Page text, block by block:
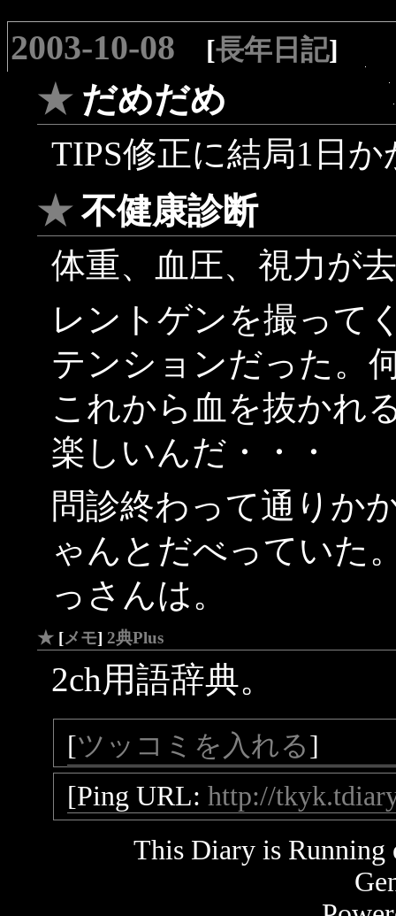
2003-10-08 [長年日記]
★だめだめ
TIPS修正に結局1日か
★不健康診断
体重、血圧、視力が
レントゲンを撮って
テンションだった。
これから血を抜かれ
楽しいんだ・・・
問診終わって通りか
ゃんとだべっていた
っさんは。
★ [メモ] 2典Plus
2ch用語辞典。
[ツッコミを入れる]
[Ping URL: http://
This Diary is